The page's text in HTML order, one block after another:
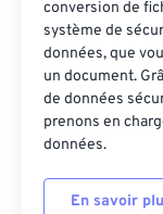
conversion de
système de
données, que
un document.
de données
prenons en
données.
En savoir